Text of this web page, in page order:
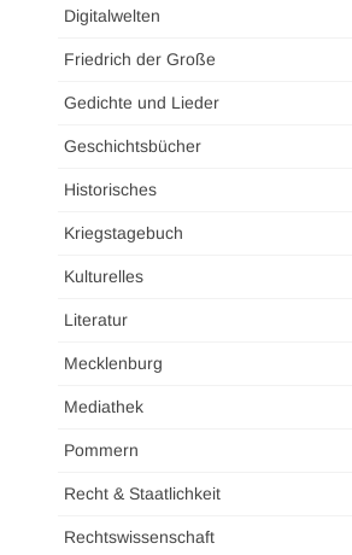
Digitalwelten
Friedrich der Große
Gedichte und Lieder
Geschichtsbücher
Historisches
Kriegstagebuch
Kulturelles
Literatur
Mecklenburg
Mediathek
Pommern
Recht & Staatlichkeit
Rechtswissenschaft